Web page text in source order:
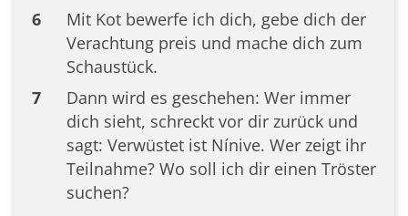
6
Mit Kot bewerfe ich dich, gebe dich der
Verachtung preis und mache dich zum
Schaustück.
7
Dann wird es geschehen: Wer immer
dich sieht, schreckt vor dir zurück und
sagt: Verwüstet ist Nínive. Wer zeigt ihr
Teilnahme? Wo soll ich dir einen Tröster
suchen?